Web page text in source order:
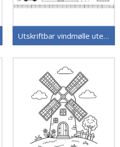
Utskriftbar vindmølle uten kostnad